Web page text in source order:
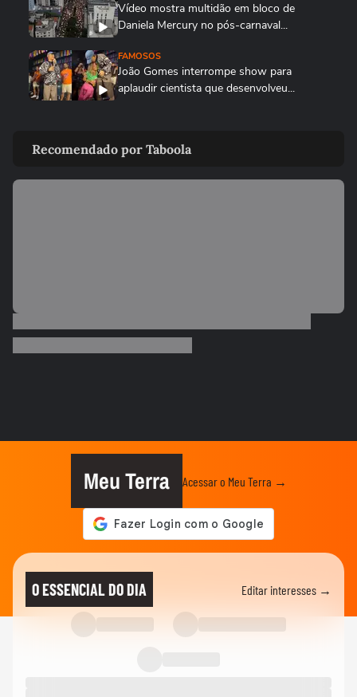
Vídeo mostra multidão em bloco de
Daniela Mercury no pós-carnaval...
FAMOSOS
João Gomes interrompe show para
aplaudir cientista que desenvolveu...
da Gaviões da Fiel: ‘Não...
LULA
no carnaval em novo vídeo...
A Grande Rio perdeu ponto por fantasia
de Virginia? Veja o que...
Professor acusa PMs de abordagem
violenta e homofóbica no carnaval...
Apuração do carnaval do Rio de Janeiro
Recomendado por Taboola
Meu Terra Acessar o Meu Terra →
O ESSENCIAL DO DIA Editar interesses →